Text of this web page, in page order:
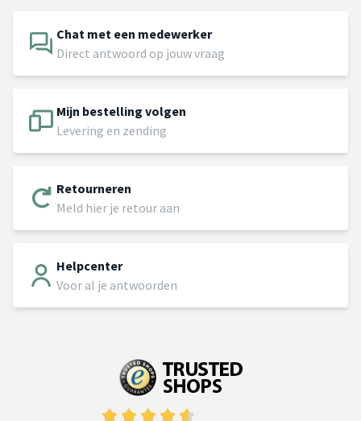
Chat met een medewerker
Direct antwoord op jouw vraag
Mijn bestelling volgen
Levering en zending
Retourneren
Meld hier je retour aan
Helpcenter
Voor al je antwoorden